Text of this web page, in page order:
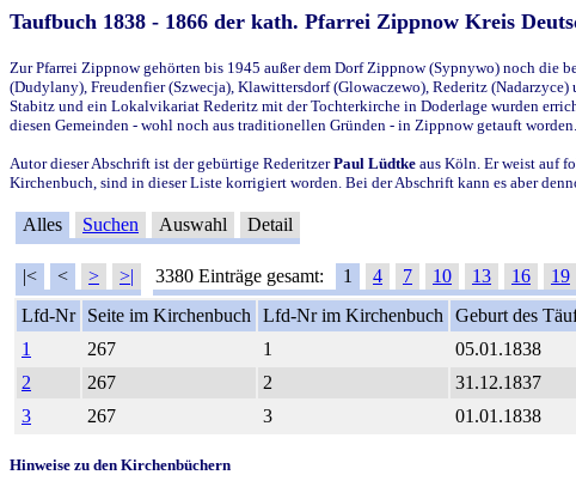
Taufbuch 1838 - 1866 der kath. Pfarrei Zippnow Kreis
Zur Pfarrei Zippnow gehörten bis 1945 außer dem Dorf Zippnow (Sypnywo) noch die
(Dudylany), Freudenfier (Szwecja), Klawittersdorf (Glowaczewo), Rederitz
Stabitz und ein Lokalvikariat Rederitz mit der Tochterkirche in Doderlage wurden
diesen Gemeinden - wohl noch aus traditionellen Gründen - in Zippnow getauft worden.
Autor dieser Abschrift ist der gebürtige RederitzerPaul Lüdtke aus Köln. Er weist auf
Kirchenbuch, sind in dieser Liste korrigiert worden. Bei der Abschrift kann es aber
Alles Suchen Auswahl Detail
|< < > >| 3380 Einträge gesamt: 1 4 7 10 13 16 19
Lfd-Nr
Seite im Kirchenbuch Lfd-Nr im Kirchenbuch Geburt des
1
267 1 05.01.1838
2
267 2 31.12.1837
3
267 3 01.01.1838
Hinweise zu den Kirchenbüchern